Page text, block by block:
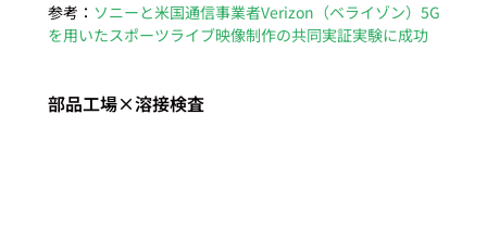
参考： ソニーと米国通信事業者Verizon（ベライゾン）5G
を用いたスポーツライブ映像制作の共同実証実験に成功
部品工場×溶接検査